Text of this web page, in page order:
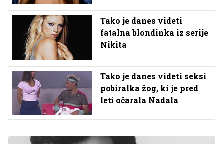
Tako je danes videti
fatalna blondinka iz serije
Nikita
Tako je danes videti seksi
pobiralka žog, ki je pred
leti očarala Nadala